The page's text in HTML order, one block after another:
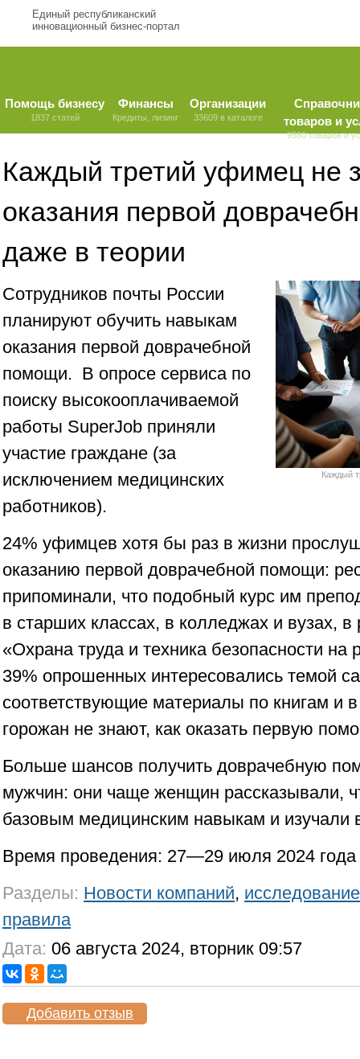
Единый республиканский
инновационный бизнес-портал
Помощь бизнесу
1837 статей
Финансы
Кредиты, лизинг
Организации
33609 в каталоге
товаров и
9580 товаров и
Каждый третий уфимец не
оказания первой
даже в теории
Каждый
Сотрудников почты России
планируют обучить навыкам
оказания первой доврачебной
помощи. В опросе сервиса по
поиску высокооплачиваемой
работы SuperJob приняли
участие граждане (за
исключением медицинских
работников).
24% уфимцев хотя бы раз в жизни
оказанию первой доврачебной помощи:
припоминали, что подобный курс им
в старших классах, в колледжах и вузах,
«Охрана труда и техника безопасности
39% опрошенных интересовались темой
соответствующие материалы по книгам и
горожан не знают, как оказать первую
Больше шансов получить доврачебную
мужчин: они чаще женщин рассказывали,
базовым медицинским навыкам и изучали
Время проведения: 27—29 июля 2024 года
Разделы: Новости компаний, исследование
правила
Дата: 06 августа 2024, вторник 09:57
Добавить отзыв